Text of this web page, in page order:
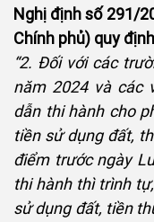
Nghị định số 291/
Chính phủ) quy
“2. Đối với các
năm 2024 và các
dẫn thi hành cho
tiền sử dụng đất,
điểm trước ngày
thi hành thì trình
sử dụng đất, tiền